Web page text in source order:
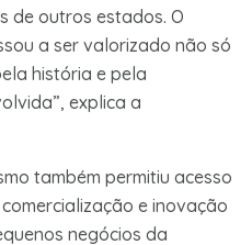
de outros estados. O
a ser valorizado não só
história e pela
explica a
também permitiu acesso
e inovação
negócios da